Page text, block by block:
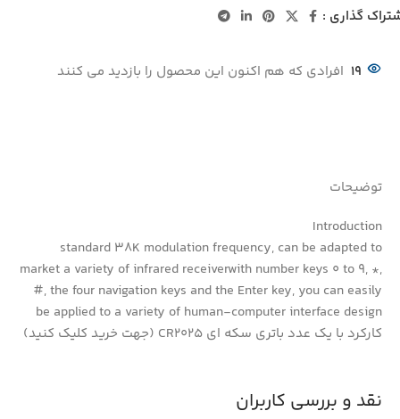
گذاری :
19 افرادی که هم اکنون این محصول را بازدید می کنند
توضیحات
Introduction
standard 38K modulation frequency, can be adapted to
market a variety of infrared receiverwith number keys 0 to 9, *,
#, the four navigation keys and the Enter key, you can easily
be applied to a variety of human-computer interface design
کارکرد با یک عدد باتری سکه ای CR2025 (جهت خرید کلیک کنید)
نقد و بررسی کاربران